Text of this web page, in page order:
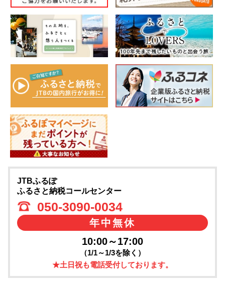
JTBふるぽ
ふるさと納税コールセンター
050-3090-0034
年中無休
10:00～17:00
（1/1～1/3を除く）
★土日祝も電話受付しております。